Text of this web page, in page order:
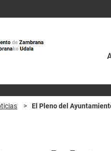
> El Pleno del